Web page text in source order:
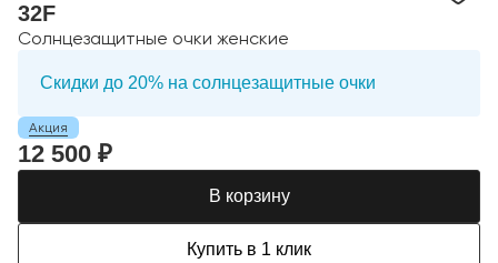
32F
Солнцезащитные очки женские
Скидки до 20% на солнцезащитные очки
Акция
12 500 ₽
В корзину
Купить в 1 клик